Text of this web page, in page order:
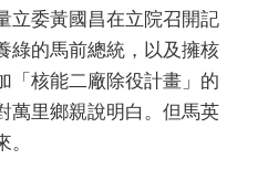
立委黃國昌在立院召開記
綠的馬前總統，以及擁核
「核能二廠除役計畫」的
萬里鄉親說明白。但馬英